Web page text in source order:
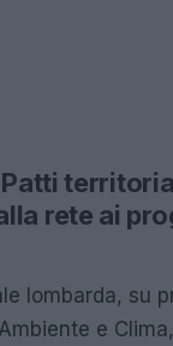
rete ai
lombarda, su
e